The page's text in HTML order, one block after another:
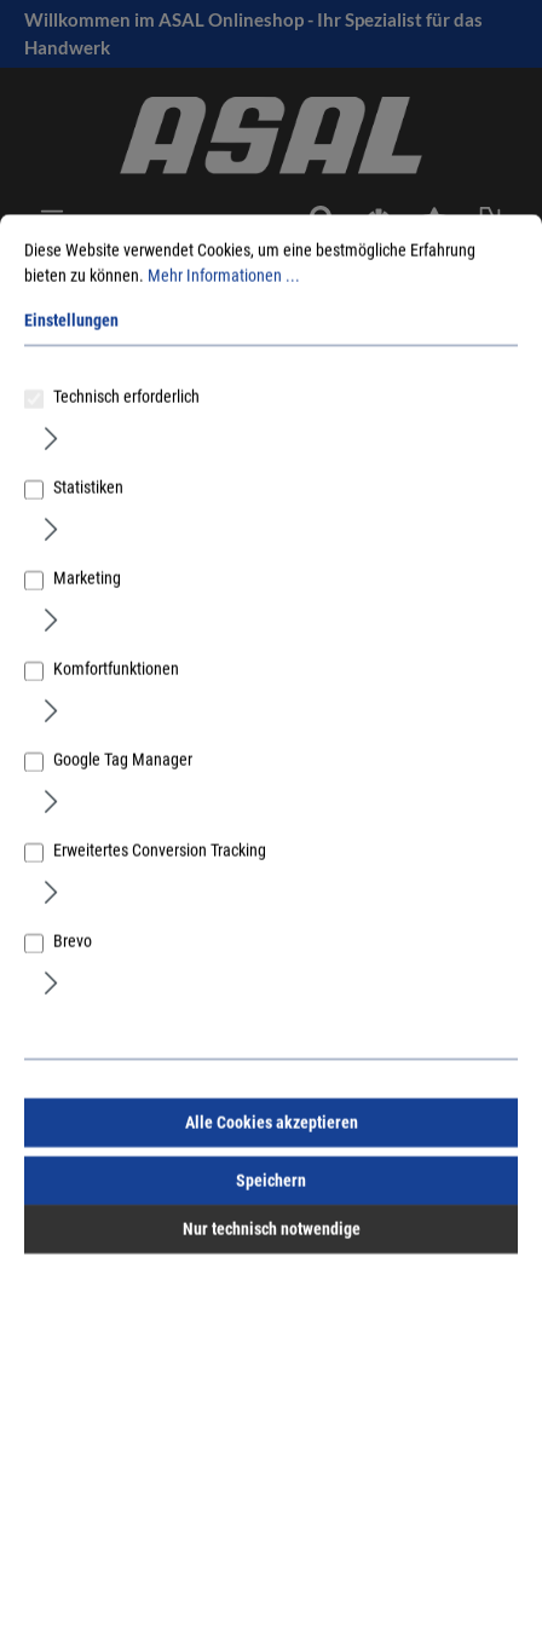
springen
Willkommen im ASAL Onlineshop - Ihr Spezialist für das
Handwerk
Sie sind hier: Produkte
Säbelsägeblätter
für Metall Dewalt
Stanley Black & Decker Deutschland GmbH
Dewalt XR Extreme Säbelsägeblatt BIM
Lief.-ArtNr.:DT99552-QZ
DT99552-QZ
ME:Stück| VE:13| PE:1
inkl. MwSt, zzgl. Versand
Diese Website verwendet Cookies, um eine bestmögliche Erfahrung
bieten zu können. Mehr Informationen ...
Einstellungen
Technisch erforderlich
Statistiken
Marketing
Komfortfunktionen
Google Tag Manager
Erweitertes Conversion Tracking
Brevo
Alle Cookies akzeptieren
Speichern
Nur technisch notwendige